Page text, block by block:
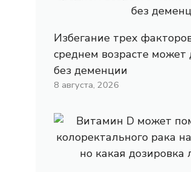
Избегание трех
среднем возрасте может
без деменции
8 августа, 2026